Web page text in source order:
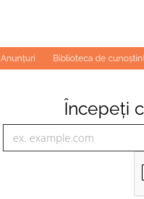
Anunțuri Biblioteca de
Începeți